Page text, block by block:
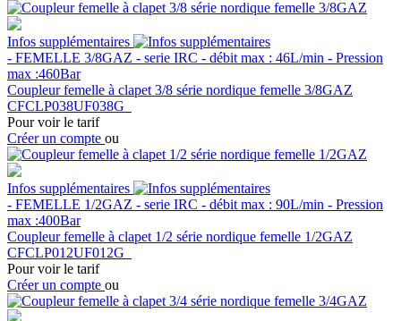
Infos supplémentaires
- FEMELLE 3/8GAZ - serie IRC - débit max : 46L/min - Pression
max :460Bar
Coupleur femelle à clapet 3/8 série nordique femelle 3/8GAZ
CFCLP038UF038G
Pour voir le tarif
Créer un compte ou
Infos supplémentaires
- FEMELLE 1/2GAZ - serie IRC - débit max : 90L/min - Pression
max :400Bar
Coupleur femelle à clapet 1/2 série nordique femelle 1/2GAZ
CFCLP012UF012G
Pour voir le tarif
Créer un compte ou